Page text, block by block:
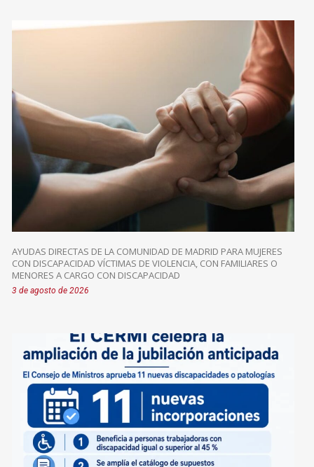
AYUDAS DIRECTAS DE LA COMUNIDAD DE MADRID PARA MUJERES
CON DISCAPACIDAD VÍCTIMAS DE VIOLENCIA, CON FAMILIARES O
MENORES A CARGO CON DISCAPACIDAD
3 de agosto de 2026